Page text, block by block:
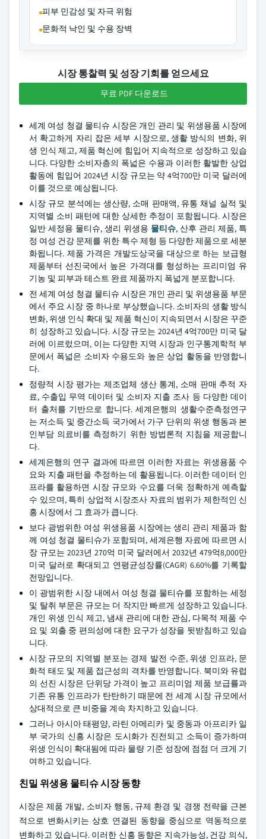
피부 민감성 및 자극 위험
문화적 낙인 및 수용 장벽
시장 통찰력 및 성장 기회를 얻으세요
무료 PDF 다운로드
세계 여성 청결 물티슈 시장은 개인 관리 및 위생용품 시장에
서 확고하게 자리 잡은 세부 시장으로, 생활 방식의 변화, 위
생 인식 제고, 제품 혁신에 힘입어 지속적으로 성장하고 있습
니다. 다양한 소비자층의 폭넓은 수용과 이러한 활발한 상업
활동에 힘입어 2024년 시장 규모는 약 4억700만 미국 달러에
이를 것으로 예상됩니다.
시장 규모 분석에는 생산량, 소매 판매액, 유통 채널 실적 및
지역별 소비 패턴에 대한 상세한 추정이 포함됩니다. 시장은
일반 세정용 물티슈, 생리 위생용 물티슈, 산후 관리 제품, 특
정 여성 건강 문제를 위한 특수 제형 등 다양한 제품으로 세분
화됩니다. 제품 가격은 개발도상국을 대상으로 하는 보급형
제품부터 선진국에서 높은 가격대를 형성하는 프리미엄 유
기농 및 피부과 테스트 완료 제품까지 폭넓게 분포합니다.
전 세계 여성 청결 물티슈 시장은 개인 관리 및 위생용품 부문
에서 주요 시장 중 하나로 부상했습니다. 소비자의 생활 방식
변화, 위생 인식 확대 및 제품 혁신이 지속되면서 시장은 꾸준
히 성장하고 있습니다. 시장 규모는 2024년 4억700만 미국 달
러에 이르렀으며, 이는 다양한 지역 시장과 인구통계학적 부
문에서 폭넓은 소비자 수용도와 높은 상업 활동을 반영합니
다.
정량적 시장 평가는 제조업체 생산 통계, 소매 판매 추적 자
료, 수출입 무역 데이터 및 소비자 지출 조사 등 다양한 데이
터 출처를 기반으로 합니다. 세계은행의 생활수준측정연구
는 저소득 및 중간소득 국가에서 가구 단위의 위생 행동과 본
인부담 의료비를 측정하기 위한 방법론적 지침을 제공합니
다.
세계은행의 연구 결과에 따르면 이러한 자료는 위생용품 수
요와 지출 패턴을 추정하는 데 활용됩니다. 이러한 데이터 인
프라를 활용하면 시장 규모와 수요를 더욱 정확하게 예측할
수 있으며, 특히 상업적 시장조사 자료의 범위가 제한적인 신
흥 시장에서 그 효과가 큽니다.
보다 광범위한 여성 위생용품 시장에는 생리 관리 제품과 함
께 여성 청결 물티슈가 포함되며, 세계은행 자료에 따르면 시
장 규모는 2023년 270억 미국 달러에서 2032년 479억8,000만
미국 달러로 확대되고 연평균성장률(CAGR) 6.60%를 기록할
전망입니다.
이 광범위한 시장 내에서 여성 청결 물티슈를 포함하는 세정
및 탈취 부문은 규모는 더 작지만 빠르게 성장하고 있습니다.
개인 위생 인식 제고, 냄새 관리에 대한 관심, 다목적 제품 수
요 및 외출 중 편의성에 대한 요구가 성장을 뒷받침하고 있습
니다.
시장 규모의 지역별 분포는 경제 발전 수준, 위생 인프라, 문
화적 태도 및 제품 접근성의 격차를 반영합니다. 북미와 유럽
의 선진 시장은 단위당 가격이 높고 프리미엄 제품 보급률과
기존 유통 인프라가 탄탄하기 때문에 전 세계 시장 규모에서
상대적으로 큰 비중을 계속 차지하고 있습니다.
그러나 아시아 태평양, 라틴 아메리카 및 중동과 아프리카 일
부 국가의 신흥 시장은 도시화가 진전되고 소득이 증가하며
위생 인식이 확대됨에 따라 물량 기준 성장에 점점 더 크게 기
여하고 있습니다.
친밀 위생용 물티슈 시장 동향
시장은 제품 개발, 소비자 행동, 규제 환경 및 경쟁 전략을 근본
적으로 변화시키는 상호 연결된 동향을 중심으로 역동적으로
변화하고 있습니다. 이러한 신흥 동향은 지속가능성, 건강 의식,